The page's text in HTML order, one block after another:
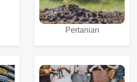
Pertanian